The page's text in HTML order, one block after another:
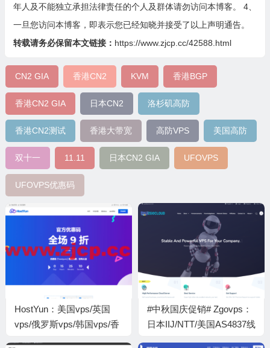
年人及不能独立承担法律责任的个人及群体请勿访问本博客。 4、
一旦您访问本博客，即表示您已经知晓并接受了以上声明通告。
转载请务必保留本文链接： https://www.zjcp.cc/42588.html
CN2 GIA 香港CN2 KVM 香港BGP
香港CN2 GIA 日本CN2 洛杉矶高防
香港CN2测试 香港大带宽 高防VPS 美国高防
双十一 11.11 日本CN2 GIA UFOVPS
UFOVPS优惠码
HostYun：美国vps/英国
vps/俄罗斯vps/韩国vps/香
#中秋国庆促销# Zgovps：
日本IIJ/NTT/美国AS4837线